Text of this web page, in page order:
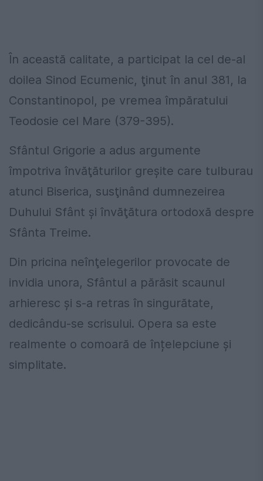
În această calitate, a participat la cel de-al
doilea Sinod Ecumenic, ţinut în anul 381, la
Constantinopol, pe vremea împăratului
Teodosie cel Mare (379-395).
Sfântul Grigorie a adus argumente
împotriva învăţăturilor greşite care tulburau
atunci Biserica, susţinând dumnezeirea
Duhului Sfânt şi învăţătura ortodoxă despre
Sfânta Treime.
Din pricina neînţelegerilor provocate de
invidia unora, Sfântul a părăsit scaunul
arhieresc şi s-a retras în singurătate,
dedicându-se scrisului. Opera sa este
realmente o comoară de înțelepciune și
simplitate.